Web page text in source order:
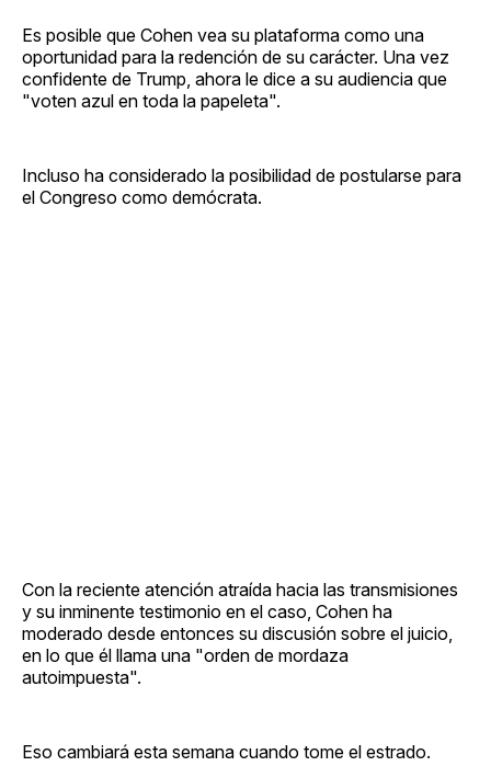
Es posible que Cohen vea su plataforma como una
oportunidad para la redención de su carácter. Una vez
confidente de Trump, ahora le dice a su audiencia que
"voten azul en toda la papeleta".
Incluso ha considerado la posibilidad de postularse para
el Congreso como demócrata.
Con la reciente atención atraída hacia las transmisiones
y su inminente testimonio en el caso, Cohen ha
moderado desde entonces su discusión sobre el juicio,
en lo que él llama una "orden de mordaza
autoimpuesta".
Eso cambiará esta semana cuando tome el estrado.